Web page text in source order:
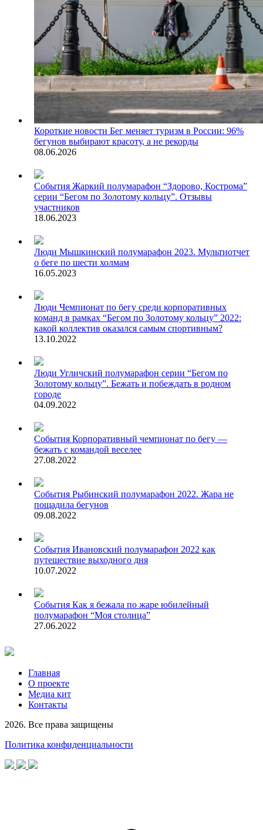
Короткие новости Бег меняет туризм в России: 96%
бегунов выбирают красоту, а не рекорды
08.06.2026
События Жаркий полумарафон “Здорово, Кострома”
серии “Бегом по Золотому кольцу”. Отзывы
участников
18.06.2023
Люди Мышкинский полумарафон 2023. Мультиотчет
о беге по шести холмам
16.05.2023
Люди Чемпионат по бегу среди корпоративных
команд в рамках “Бегом по Золотому кольцу” 2022:
какой коллектив оказался самым спортивным?
13.10.2022
Люди Угличский полумарафон серии “Бегом по
Золотому кольцу”. Бежать и побеждать в родном
городе
04.09.2022
События Корпоративный чемпионат по бегу —
бежать с командой веселее
27.08.2022
События Рыбинский полумарафон 2022. Жара не
пощадила бегунов
09.08.2022
События Ивановский полумарафон 2022 как
путешествие выходного дня
10.07.2022
События Как я бежала по жаре юбилейный
полумарафон “Моя столица”
27.06.2022
Главная
О проекте
Медиа кит
Контакты
2026. Все права защищены
Политика конфиденциальности